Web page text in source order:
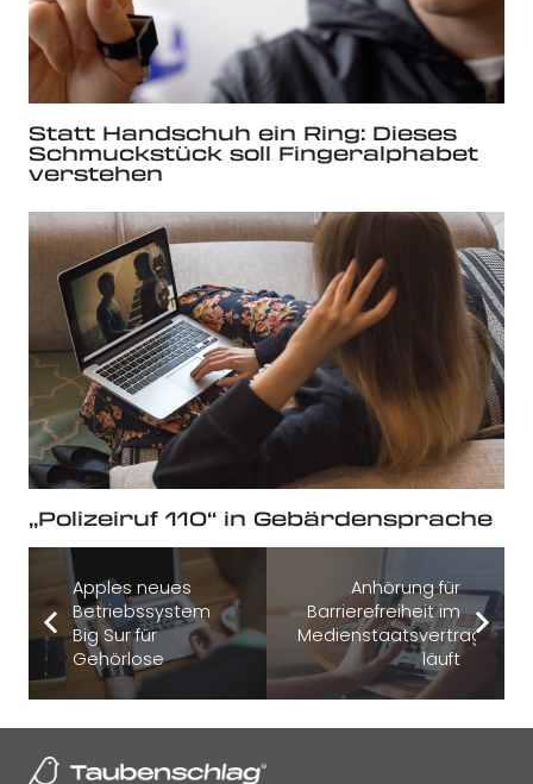
Statt Handschuh ein Ring: Dieses
Schmuckstück soll Fingeralphabet
verstehen
„Polizeiruf 110“ in Gebärdensprache
Apples neues
Betriebssystem
Big Sur für
Gehörlose
Anhörung für
Barrierefreiheit im
Medienstaatsvertrag
läuft